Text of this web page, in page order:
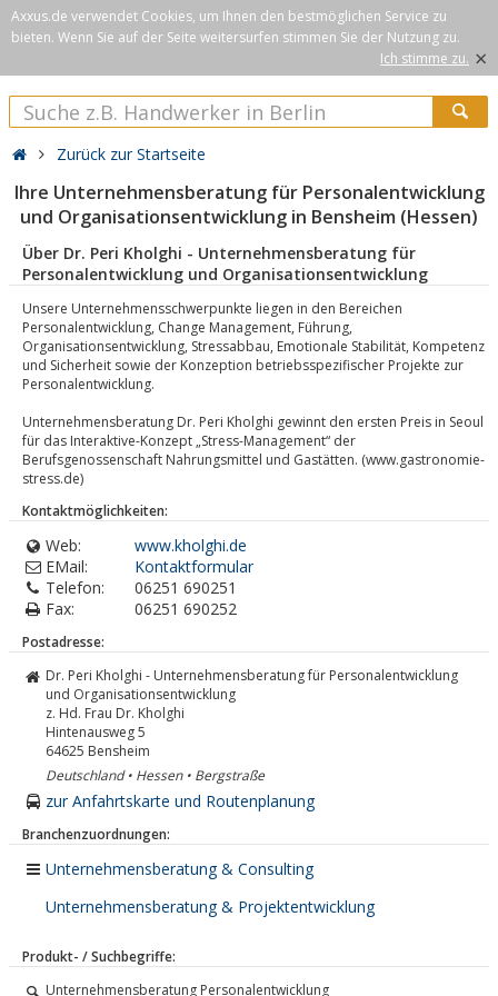
Axxus.de verwendet Cookies, um Ihnen den bestmöglichen Service zu
bieten. Wenn Sie auf der Seite weitersurfen stimmen Sie der Nutzung zu.
Ich stimme zu. ×
Zurück zur Startseite
Ihre Unternehmensberatung für Personalentwicklung
und Organisationsentwicklung in Bensheim (Hessen)
Über Dr. Peri Kholghi - Unternehmensberatung für
Personalentwicklung und Organisationsentwicklung
Unsere Unternehmensschwerpunkte liegen in den Bereichen
Personalentwicklung, Change Management, Führung,
Organisationsentwicklung, Stressabbau, Emotionale Stabilität, Kompetenz
und Sicherheit sowie der Konzeption betriebsspezifischer Projekte zur
Personalentwicklung.
Unternehmensberatung Dr. Peri Kholghi gewinnt den ersten Preis in Seoul
für das Interaktive-Konzept „Stress-Management“ der
Berufsgenossenschaft Nahrungsmittel und Gastätten. (www.gastronomie-
stress.de)
Kontaktmöglichkeiten:
Web:
www.kholghi.de
EMail:
Kontaktformular
Telefon:
06251 690251
Fax:
06251 690252
Postadresse:
Dr. Peri Kholghi - Unternehmensberatung für Personalentwicklung
und Organisationsentwicklung
z. Hd. Frau Dr. Kholghi
Hintenausweg 5
64625 Bensheim
Deutschland • Hessen • Bergstraße
zur Anfahrtskarte und Routenplanung
Branchenzuordnungen:
Unternehmensberatung & Consulting
Unternehmensberatung & Projektentwicklung
Produkt- / Suchbegriffe:
Unternehmensberatung Personalentwicklung